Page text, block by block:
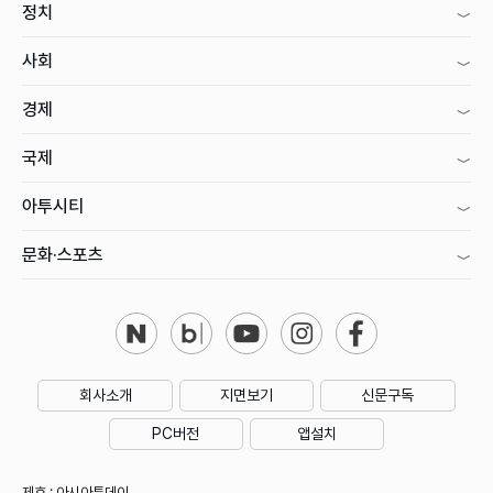
정치
사회
경제
국제
아투시티
문화·스포츠
회사소개 지면보기 신문구독
PC버전 앱설치